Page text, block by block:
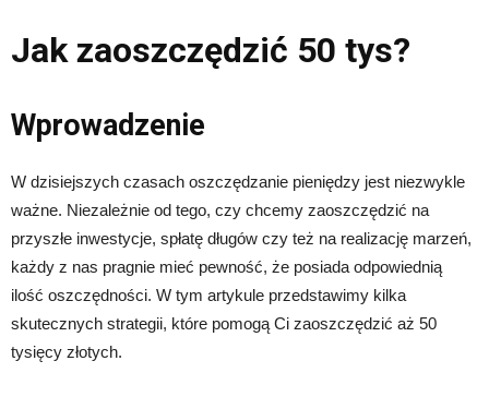
Jak zaoszczędzić 50 tys?
Wprowadzenie
W dzisiejszych czasach oszczędzanie pieniędzy jest niezwykle
ważne. Niezależnie od tego, czy chcemy zaoszczędzić na
przyszłe inwestycje, spłatę długów czy też na realizację marzeń,
każdy z nas pragnie mieć pewność, że posiada odpowiednią
ilość oszczędności. W tym artykule przedstawimy kilka
skutecznych strategii, które pomogą Ci zaoszczędzić aż 50
tysięcy złotych.